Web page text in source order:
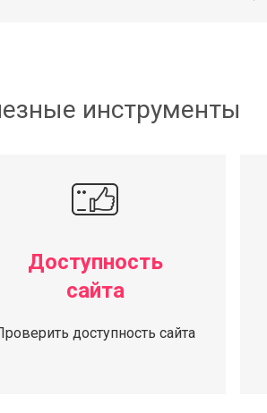
инструменты
Доступность
сайта
доступность сайта